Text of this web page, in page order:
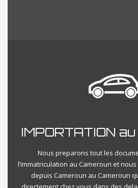
IMPORTATION
Nous preparons tout les
l’immatriculation au Cameroun et
depuis Cameroun au Cameroun